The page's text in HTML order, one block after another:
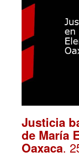
Justicia
de María
Oaxaca.